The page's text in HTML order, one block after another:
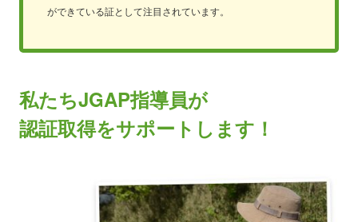
ができている証として注目されています。
私たちJGAP指導員が
認証取得をサポートします！